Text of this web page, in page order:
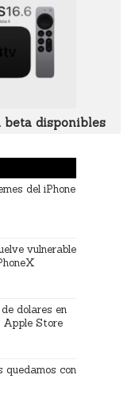
beta disponibles
del iPhone
vulnerable
dolares en
Apple Store
con